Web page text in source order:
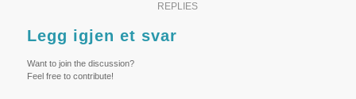
REPLIES
Legg igjen et svar
Want to join the discussion?
Feel free to contribute!